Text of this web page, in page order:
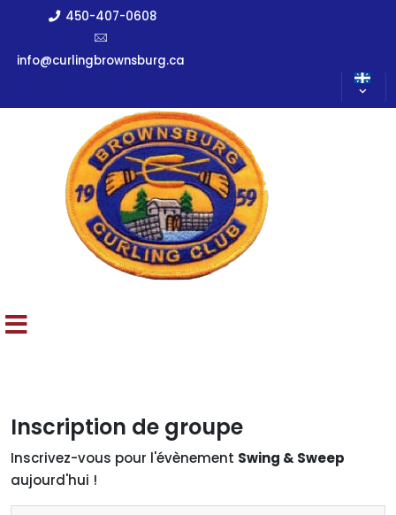
450-407-0608
info@curlingbrownsburg.ca
Inscription de groupe
Inscrivez-vous pour l'évènement Swing & Sweep
aujourd'hui !